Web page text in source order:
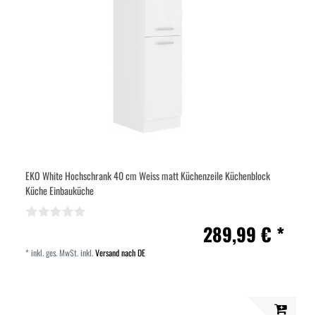
EKO White Hochschrank 40 cm Weiss matt Küchenzeile Küchenblock
Küche Einbauküche
289,99 € *
*inkl. ges. MwSt.inkl.Versand nach DE